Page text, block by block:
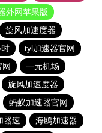
外网苹果版
旋风加速度器
tyl加速器官网
网
一元机场
旋风加速度器
蚂蚁加速器官网
器速
海鸥加速器